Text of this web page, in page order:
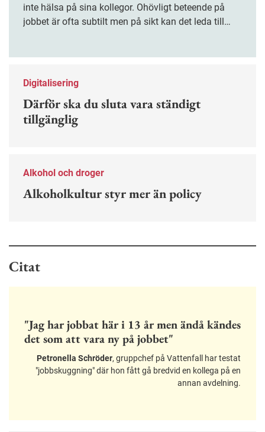
inte hälsa på sina kollegor. Ohövligt beteende på
jobbet är ofta subtilt men på sikt kan det leda till
Digitalisering
Därför ska du sluta vara ständigt
tillgänglig
Alkohol och droger
Alkoholkultur styr mer än policy
Citat
"Jag har jobbat här i 13 år men ändå kändes
det som att vara ny på jobbet"
Petronella Schröder, gruppchef på Vattenfall har testat
"jobbskuggning" där hon fått gå bredvid en kollega på en
annan avdelning.